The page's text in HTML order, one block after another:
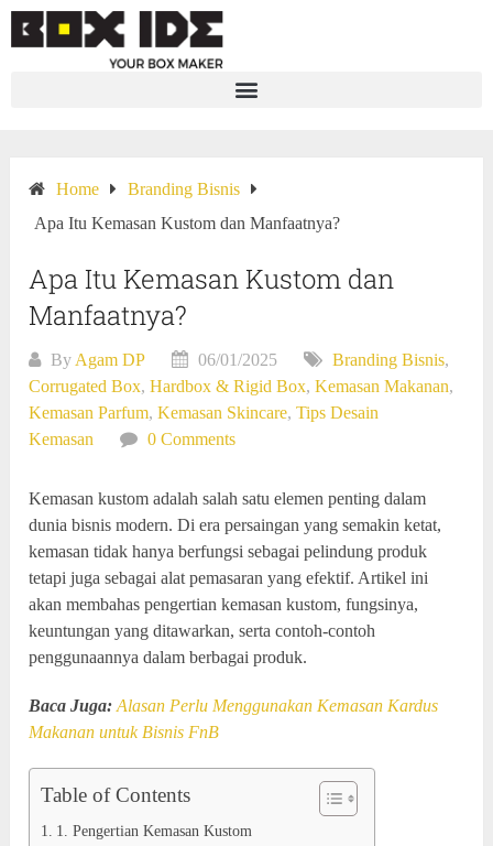
Home
Branding Bisnis
Apa Itu Kemasan Kustom dan Manfaatnya?
Apa Itu Kemasan Kustom dan
Manfaatnya?
By Agam DP 06/01/2025 Branding Bisnis,
Corrugated Box,Hardbox & Rigid Box,Kemasan Makanan,
Kemasan Parfum,Kemasan Skincare,Tips Desain
Kemasan
0 Comments
Kemasan kustom adalah salah satu elemen penting dalam
dunia bisnis modern. Di era persaingan yang semakin ketat,
kemasan tidak hanya berfungsi sebagai pelindung produk
tetapi juga sebagai alat pemasaran yang efektif. Artikel ini
akan membahas pengertian kemasan kustom, fungsinya,
keuntungan yang ditawarkan, serta contoh-contoh
penggunaannya dalam berbagai produk.
Baca Juga:Alasan Perlu Menggunakan Kemasan Kardus
Makanan untuk Bisnis FnB
Table of Contents
1. Pengertian Kemasan Kustom